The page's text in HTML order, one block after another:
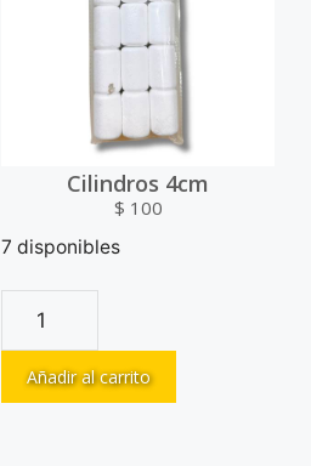
Cilindros 4cm
$ 100
7 disponibles
Añadir al carrito